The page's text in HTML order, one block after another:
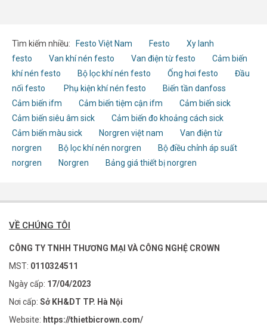
Tìm kiếm nhiều: Festo Việt Nam Festo
Xy lanh
festo
Van khí nén festo Van điện từ festo
Cảm biến
khí nén festo
Bộ lọc khí nén festo Ống hơi festo
Đầu
nối festo
Phụ kiện khí nén festo
Biến tần danfoss
Cảm biến ifm
Cảm biến tiệm cận ifm
Cảm biến sick
Cảm biến siêu âm sick
Cảm biến đo khoảng cách sick
Cảm biến màu sick
Norgren việt nam
Van điện từ
norgren
Bộ lọc khí nén norgren
Bộ điều chỉnh áp suất
norgren
Norgren Bảng giá thiết bị norgren
VỀ CHÚNG TÔI
CÔNG TY TNHH THƯƠNG MẠI VÀ CÔNG NGHỆ CROWN
MST: 0110324511
Ngày cấp: 17/04/2023
Nơi cấp: Sở KH&DT TP. Hà Nội
Website: https://thietbicrown.com/